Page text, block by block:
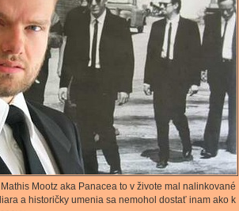
Mootz aka Panacea to v živote mal nalinkované
a historičky umenia sa nemohol dostať inam ako k